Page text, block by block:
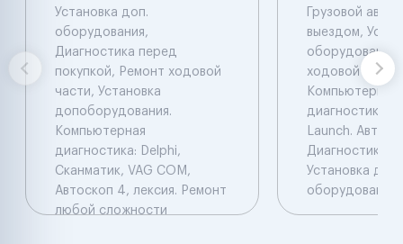
Установка доп.
оборудования,
Диагностика перед
покупкой, Ремонт ходовой
части, Установка
допоборудования.
Компьютерная
диагностика: Delphi,
Сканматик, VAG COM,
Автоскоп 4, лексия. Ремонт
любой сложности
Грузовой
выездом,
ходовой части.
Компьютерная
диагностика:
Launch.
Диагностика.
Установка доп
оборудования.